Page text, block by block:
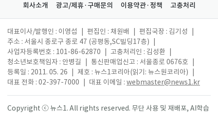
회사소개 광고/제휴·구매문의 이용약관·정책 고충처리
대표이사/발행인 : 이영섭 편집인 : 채원배 편집국장 : 김기성
주소 : 서울시 종로구 종로 47 (공평동,SC빌딩17층)
사업자등록번호 : 101-86-62870
고충처리인 : 김성환
청소년보호책임자 : 안병길
통신판매업신고 : 서울종로 0676호
등록일 : 2011. 05. 26
제호 : 뉴스1코리아(읽기: 뉴스원코리아)
대표 전화 : 02-397-7000
대표 이메일 : webmaster@news1.kr
Copyright ⓒ 뉴스1. All rights reserved. 무단 사용 및 재배포, AI학습